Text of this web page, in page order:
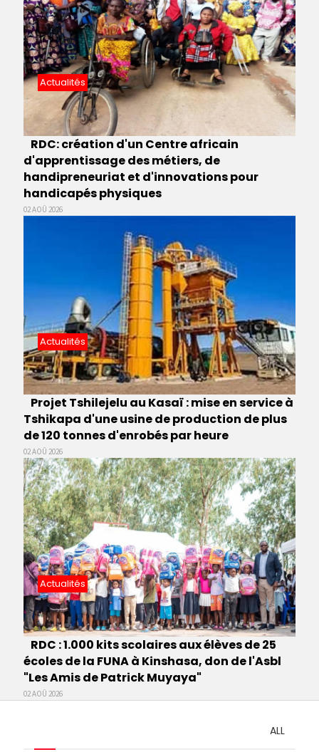
Actualités
RDC: création d'un Centre africain
d'apprentissage des métiers, de
handipreneuriat et d'innovations pour
handicapés physiques
02 AOÛ 2026
Actualités
Projet Tshilejelu au Kasaï : mise en service à
Tshikapa d'une usine de production de plus
de 120 tonnes d'enrobés par heure
02 AOÛ 2026
Actualités
RDC : 1.000 kits scolaires aux élèves de 25
écoles de la FUNA à Kinshasa, don de l'Asbl
"Les Amis de Patrick Muyaya"
02 AOÛ 2026
ALL